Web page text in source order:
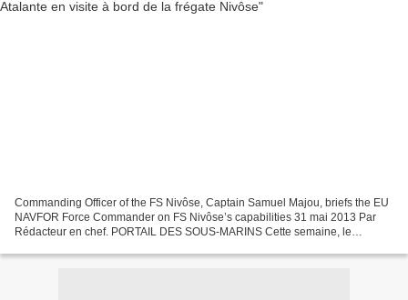
Commanding Officer of the FS Nivôse, Captain Samuel Majou, briefs the EU
NAVFOR Force Commander on FS Nivôse’s capabilities 31 mai 2013 Par
Rédacteur en chef. PORTAIL DES SOUS-MARINS Cette semaine, le